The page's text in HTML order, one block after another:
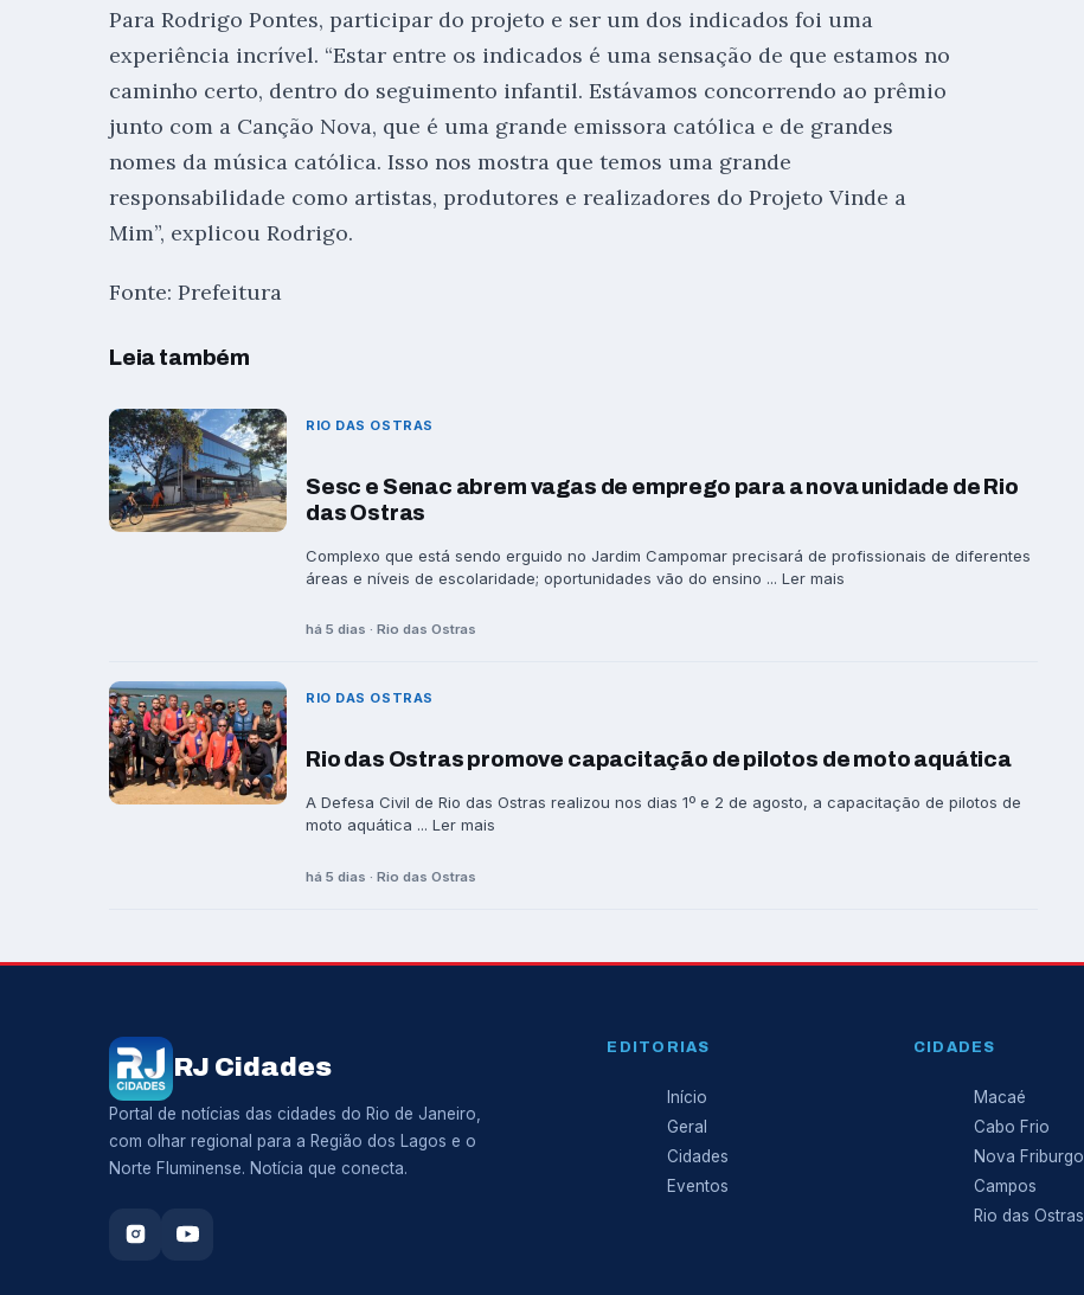
Para Rodrigo Pontes, participar do projeto e ser um dos indicados foi uma
experiência incrível. “Estar entre os indicados é uma sensação de que estamos no
caminho certo, dentro do seguimento infantil. Estávamos concorrendo ao prêmio
junto com a Canção Nova, que é uma grande emissora católica e de grandes
nomes da música católica. Isso nos mostra que temos uma grande
responsabilidade como artistas, produtores e realizadores do Projeto Vinde a
Mim”, explicou Rodrigo.
Fonte: Prefeitura
Leia também
RIO DAS OSTRAS
Sesc e Senac abrem vagas de emprego para a nova unidade de Rio
das Ostras
Complexo que está sendo erguido no Jardim Campomar precisará de profissionais de diferentes
áreas e níveis de escolaridade; oportunidades vão do ensino ... Ler mais
há 5 dias · Rio das Ostras
RIO DAS OSTRAS
Rio das Ostras promove capacitação de pilotos de moto aquática
A Defesa Civil de Rio das Ostras realizou nos dias 1º e 2 de agosto, a capacitação de pilotos de
moto aquática ... Ler mais
há 5 dias · Rio das Ostras
RJ Cidades
Portal de notícias das cidades do Rio de Janeiro,
com olhar regional para a Região dos Lagos e o
Norte Fluminense. Notícia que conecta.
EDITORIAS
Início
Geral
Cidades
Eventos
CIDADES
Macaé
Cabo Frio
Nova Friburgo
Campos
Rio das Ostras